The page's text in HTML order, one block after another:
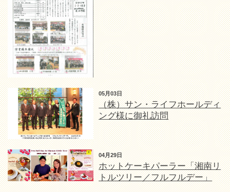
05月03日
（株）サン・ライフホールディ
ング様に御礼訪問
04月29日
ホットケーキパーラー「湘南リ
トルツリー／フルフルデー」